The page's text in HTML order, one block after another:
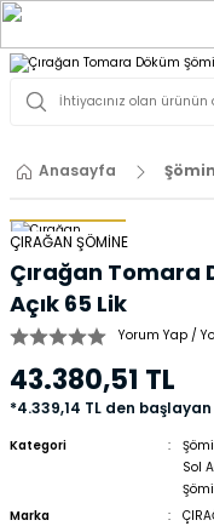
Anasayfa
ÇIRAĞAN ŞÖMİNE
Çırağan Tomara
Açık 65 Lik
Yorum Yap /
43.380,51 TL
*4.339,14 TL den
Kategori
Sol
Marka